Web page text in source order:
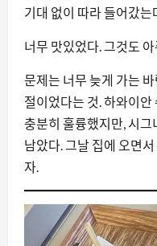
기대 없이 따라 들어갔는
너무 맛있었다. 그것도
문제는 너무 늦게 가는
절이었다는 것. 하와이
충분히 훌륭했지만, 시
남았다. 그날 집에 오면
자.